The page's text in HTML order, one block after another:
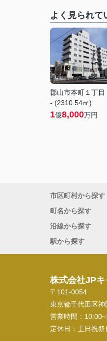
よく見られて
郡山市本町１丁目
- (2310.54㎡)
1億8,000万円
市区町村から探す
町名から探す
沿線から探す
駅から探す
株式会社JP
〒101-0054
東京都千代田区
営業時間：
定休日： 土日祝祭